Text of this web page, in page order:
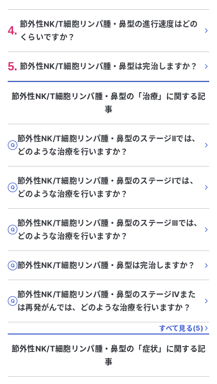
4. 節外性NK/T細胞リンパ腫・鼻型の進行速度はどの
くらいですか？
5. 節外性NK/T細胞リンパ腫・鼻型は完治しますか？
節外性NK/T細胞リンパ腫・鼻型の「治療」に関する記
事
節外性NK/T細胞リンパ腫・鼻型のステージIIでは、
どのような治療を行いますか？
節外性NK/T細胞リンパ腫・鼻型のステージIでは、
どのような治療を行いますか？
節外性NK/T細胞リンパ腫・鼻型のステージIIIでは、
どのような治療を行いますか？
節外性NK/T細胞リンパ腫・鼻型は完治しますか？
節外性NK/T細胞リンパ腫・鼻型のステージIVまた
は再発がんでは、どのような治療を行いますか？
すべて見る(5)
節外性NK/T細胞リンパ腫・鼻型の「症状」に関する記
事